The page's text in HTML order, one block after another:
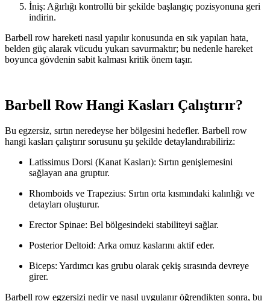
İniş: Ağırlığı kontrollü bir şekilde başlangıç pozisyonuna geri
indirin.
Barbell row hareketi nasıl yapılır konusunda en sık yapılan hata,
belden güç alarak vücudu yukarı savurmaktır; bu nedenle hareket
boyunca gövdenin sabit kalması kritik önem taşır.
Barbell Row Hangi Kasları Çalıştırır?
Bu egzersiz, sırtın neredeyse her bölgesini hedefler. Barbell row
hangi kasları çalıştırır sorusunu şu şekilde detaylandırabiliriz:
Latissimus Dorsi (Kanat Kasları): Sırtın genişlemesini
sağlayan ana gruptur.
Rhomboids ve Trapezius: Sırtın orta kısmındaki kalınlığı ve
detayları oluşturur.
Erector Spinae: Bel bölgesindeki stabiliteyi sağlar.
Posterior Deltoid: Arka omuz kaslarını aktif eder.
Biceps: Yardımcı kas grubu olarak çekiş sırasında devreye
girer.
Barbell row egzersizi nedir ve nasıl uygulanır öğrendikten sonra, bu